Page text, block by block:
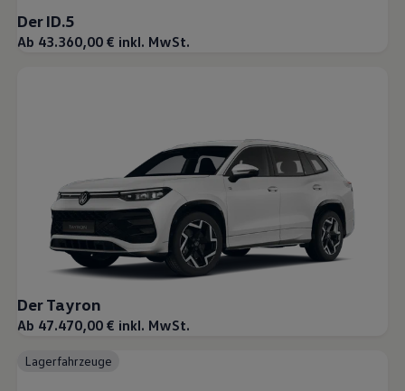
Der ID.5
Ab 43.360,00 € inkl. MwSt.
Der Tayron
Ab 47.470,00 € inkl. MwSt.
Lagerfahrzeuge